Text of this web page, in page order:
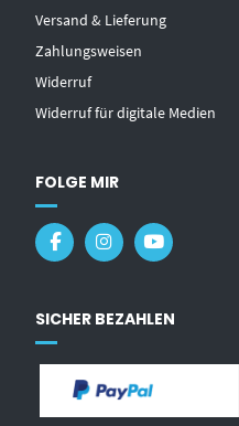
Versand & Lieferung
Zahlungsweisen
Widerruf
Widerruf für digitale Medien
FOLGE MIR
SICHER BEZAHLEN